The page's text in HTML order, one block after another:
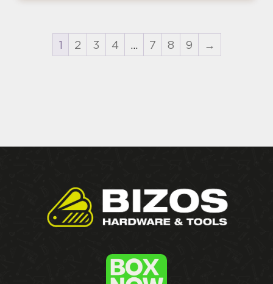
1 2 3 4 … 7 8 9 →